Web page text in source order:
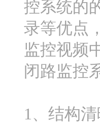
控系统的
录等优点
监控视频
闭路监控
1、结构